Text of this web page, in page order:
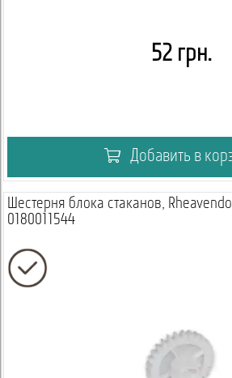
52 грн.
Добавить в
Шестерня блока стаканов,
0180011544